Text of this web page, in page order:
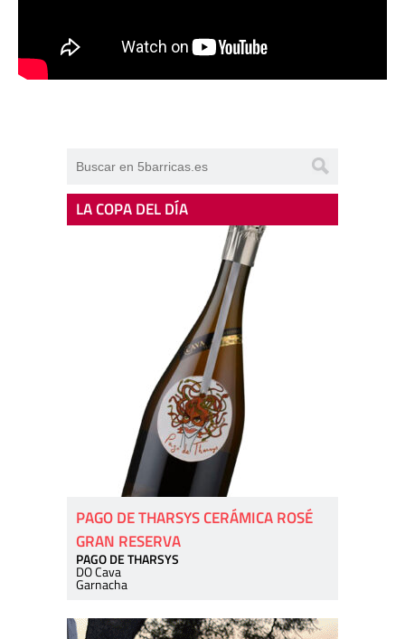
LA COPA DEL DÍA
PAGO DE THARSYS CERÁMICA ROSÉ
GRAN RESERVA
PAGO DE THARSYS
DO Cava
Garnacha